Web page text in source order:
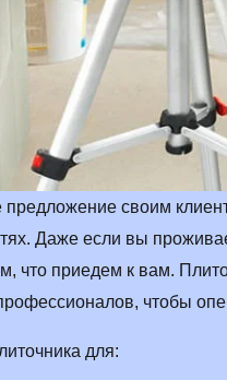
предложение своим
Даже если вы
что приедем к вам.
чтобы
для: